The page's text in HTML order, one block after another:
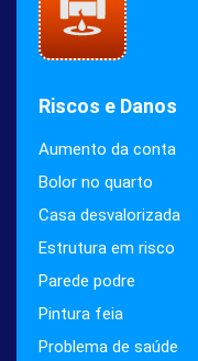
Riscos e Danos
Aumento da conta
Bolor no quarto
Casa desvalorizada
Estrutura em risco
Parede podre
Pintura feia
Problema de saúde